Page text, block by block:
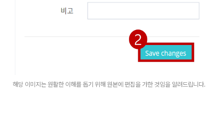
해당 이미지는 원활한 이해를 돕기 위해 원본에 편집을 가한 것임을 알려드립니다.